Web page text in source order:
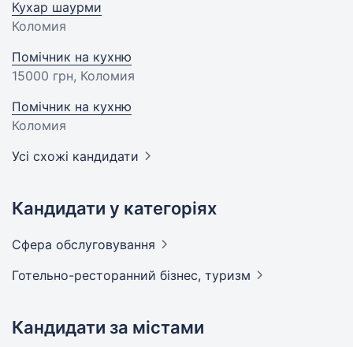
Кухар шаурми
Коломия
Помічник на кухню
15000 грн, Коломия
Помічник на кухню
Коломия
Усі схожі кандидати
Кандидати у категоріях
Сфера обслуговування
Готельно-ресторанний бізнес, туризм
Кандидати за містами